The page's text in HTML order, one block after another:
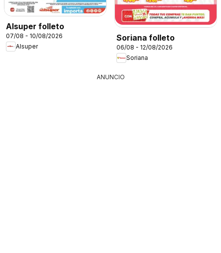
Alsuper folleto
07/08 - 10/08/2026
Alsuper
Soriana folleto
06/08 - 12/08/2026
Soriana
ANUNCIO